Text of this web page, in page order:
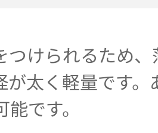
つけられるため
が太く軽量です
です。